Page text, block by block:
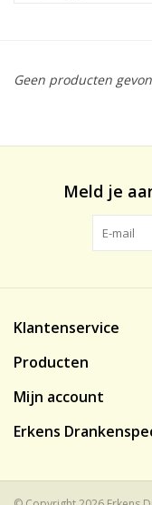
Gedistilleerd &
Geen producten
Meld je
Klantenservice
Producten
Mijn account
Erkens